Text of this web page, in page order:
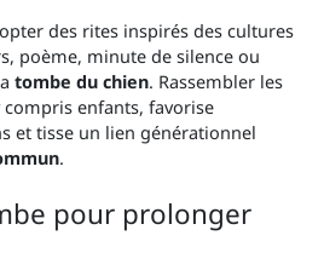
des rites inspirés des cultures
poème, minute de silence ou
tombe du chien. Rassembler les
enfants, favorise
et tisse un lien générationnel
.
pour prolonger